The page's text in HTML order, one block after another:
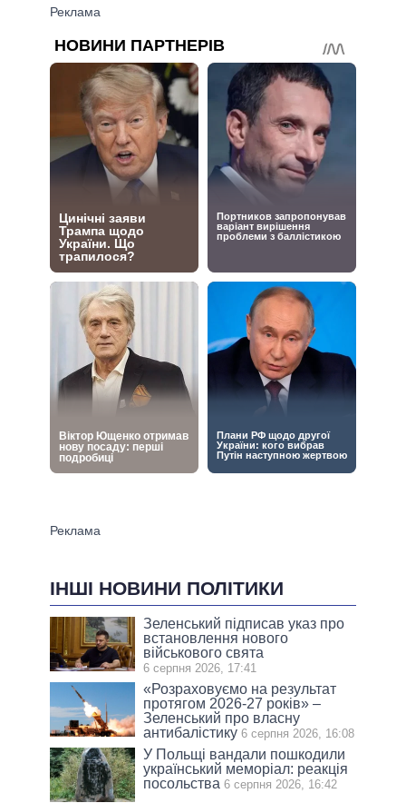
ІНШІ НОВИНИ ПОЛІТИКИ
Зеленський підписав указ про
встановлення нового
військового свята
6 серпня 2026, 17:41
«Розраховуємо на результат
протягом 2026-27 років» –
Зеленський про власну
антибалістику 6 серпня 2026, 16:08
У Польщі вандали пошкодили
український меморіал: реакція
посольства 6 серпня 2026, 16:42